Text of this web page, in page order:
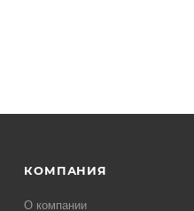
КОМПАНИЯ
О компании